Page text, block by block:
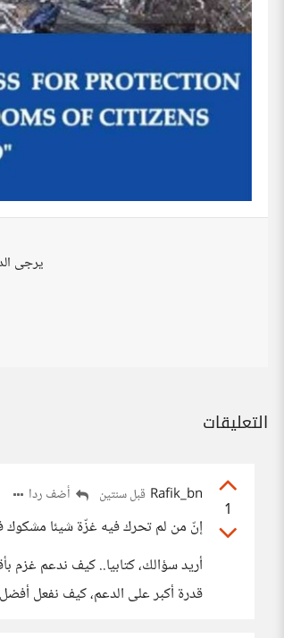
يرجى
التعليقات
1
Rafik_bn قبل سنتين أضف ردا
إنّ من لم تحرك فيه غزّة شيئا مشكوك
أريد سؤالك، كتابيا.. كيف ندعم غزم
قدرة أكبر على الدعم، كيف نفعل أفضل